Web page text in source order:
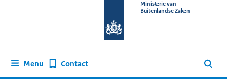
homepage
Ministerie van
Buitenlandse Zaken
Menu Contact Zoeken